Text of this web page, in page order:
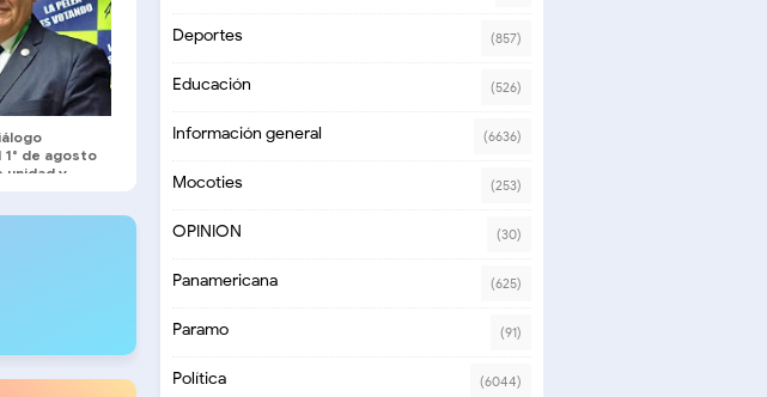
de agosto
unidad y
Deportes (857)
Educación (526)
Información general (6636)
Mocoties (253)
OPINION (30)
Panamericana (625)
Paramo (91)
Política (6044)